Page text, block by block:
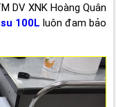
DV XNK Hoàng Quân
100L luôn đam bảo